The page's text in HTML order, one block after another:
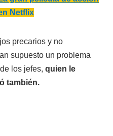
Netflix
precarios y no
supuesto un problema
los jefes, quien le
también.